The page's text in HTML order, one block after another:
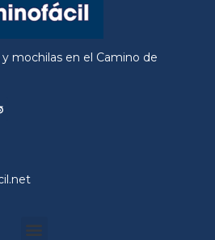
mochilas en el Camino de